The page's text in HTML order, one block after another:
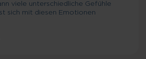
viele unterschiedliche Gefühle
sich mit diesen Emotionen